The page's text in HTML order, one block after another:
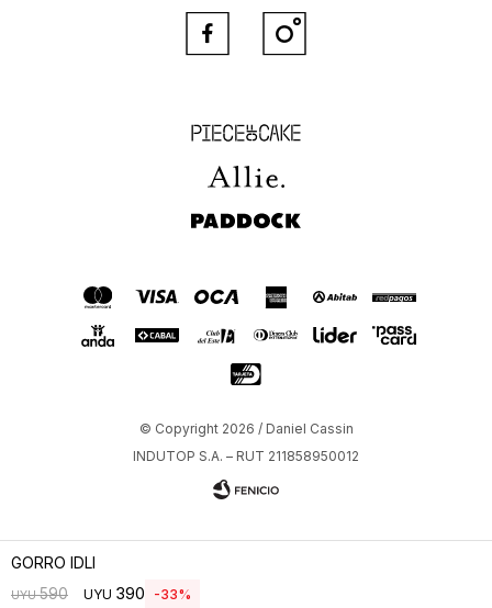
GORRO IDLI
UYU 590 UYU 390 33
Piece of Cake
Allie
Paddock
 
© Copyright 2026 / Daniel Cassin
INDUTOP S.A. – RUT 211858950012